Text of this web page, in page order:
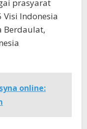
prasyarat
Visi Indonesia
Berdaulat,
online: